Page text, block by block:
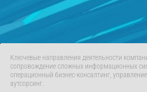
Ключевые направления деятельности
сопровождение сложных информационных
операционный бизнес-консалтинг,
аутсорсинг.